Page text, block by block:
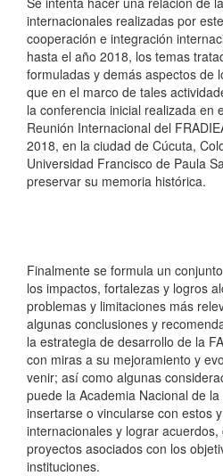
internacionales realizadas por
cooperación e integración
hasta el año 2018, los temas
formuladas y demás aspectos de
que en el marco de tales
la conferencia inicial realizada en
Reunión Internacional del
2018, en la ciudad de Cúcuta,
Universidad Francisco de Paula
preservar su memoria histórica.
Finalmente se formula un
los impactos, fortalezas y logros
problemas y limitaciones más
algunas conclusiones y
la estrategia de desarrollo de la
con miras a su mejoramiento y
venir; así como algunas
puede la Academia Nacional de
insertarse o vincularse con estos
internacionales y lograr
proyectos asociados con los
instituciones.